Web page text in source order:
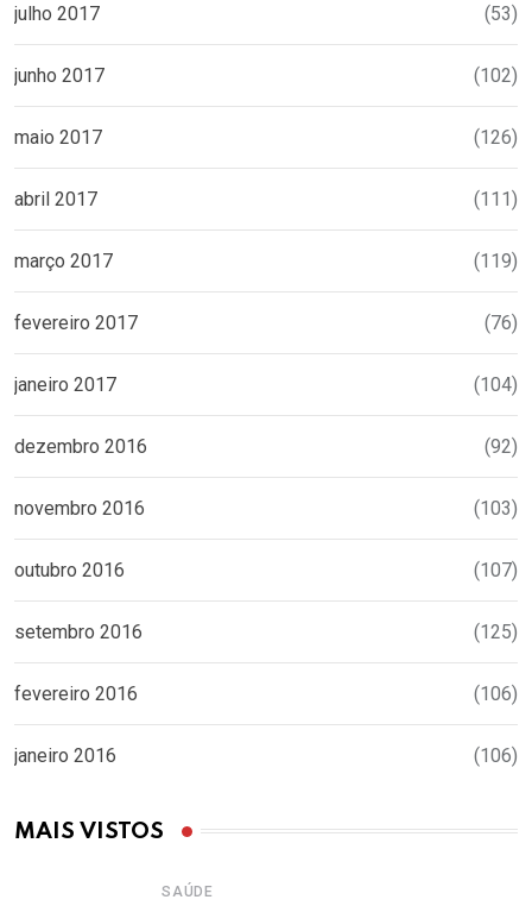
julho 2017 (53)
junho 2017 (102)
maio 2017 (126)
abril 2017 (111)
março 2017 (119)
fevereiro 2017 (76)
janeiro 2017 (104)
dezembro 2016 (92)
novembro 2016 (103)
outubro 2016 (107)
setembro 2016 (125)
fevereiro 2016 (106)
janeiro 2016 (106)
MAIS VISTOS
SAÚDE